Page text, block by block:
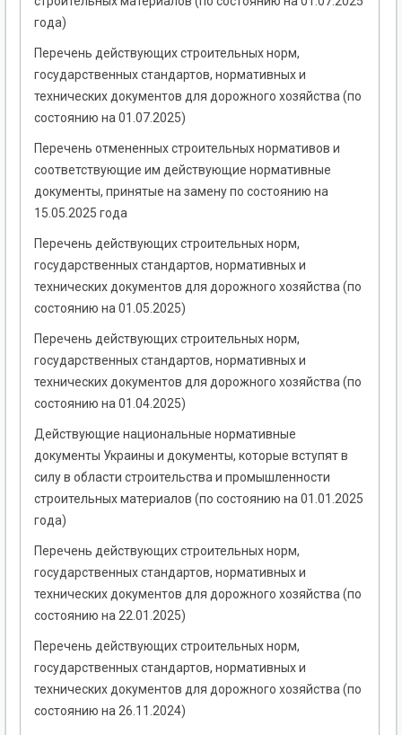
года)
Перечень действующих строительных норм,
государственных стандартов, нормативных и
технических документов для дорожного хозяйства (по
состоянию на 01.07.2025)
Перечень отмененных строительных нормативов и
соответствующие им действующие нормативные
документы, принятые на замену по состоянию на
15.05.2025 года
Перечень действующих строительных норм,
государственных стандартов, нормативных и
технических документов для дорожного хозяйства (по
состоянию на 01.05.2025)
Перечень действующих строительных норм,
государственных стандартов, нормативных и
технических документов для дорожного хозяйства (по
состоянию на 01.04.2025)
Действующие национальные нормативные
документы Украины и документы, которые вступят в
силу в области строительства и промышленности
строительных материалов (по состоянию на 01.01.2025
года)
Перечень действующих строительных норм,
государственных стандартов, нормативных и
технических документов для дорожного хозяйства (по
состоянию на 22.01.2025)
Перечень действующих строительных норм,
государственных стандартов, нормативных и
технических документов для дорожного хозяйства (по
состоянию на 26.11.2024)